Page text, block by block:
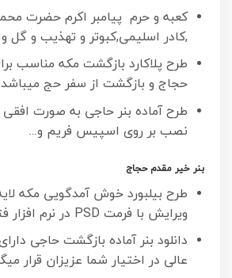
کعبه و حرم پیامبر اکرم حضرت
,کادر اسلیمی,کبوتر و تهذیب و گل و
طرح پلاکارد بازگشت مکه مناسب
حجاج و بازگشت از سفر حج
طرح آماده بنر حاجی به صورت
نصب بر روی اسپیس فریم و…
بنر خیر مقدم حجاج
طرح بیلبورد خوش آمدگویی مکه
ویرایش با فرمت PSD در نرم افزار فتوشاپ.
دانلود بنر آماده بازگشت حاجی
عالی در اختیار شما عزیزان قرار